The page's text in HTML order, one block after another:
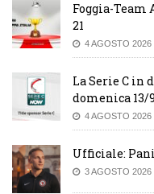
Foggia-Team
21
4 AGOSTO 2026
La Serie C in
domenica 13/
4 AGOSTO 2026
Ufficiale:
3 AGOSTO 2026